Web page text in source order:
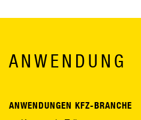
ANWENDUNG
ANWENDUNGEN KFZ-BRANCHE